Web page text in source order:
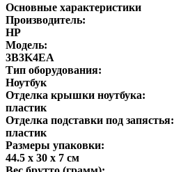
Основные характеристики
Производитель:
HP
Модель:
3B3K4EA
Тип оборудования:
Ноутбук
Отделка крышки ноутбука:
пластик
Отделка подставки под запястья:
пластик
Размеры упаковки:
44.5 x 30 x 7 см